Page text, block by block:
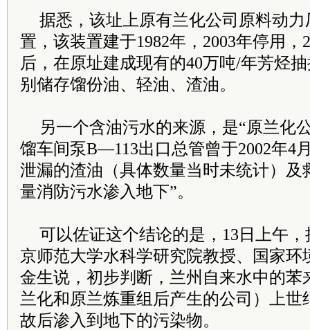
据悉，该址上原有兰化公司原料动
置，该装置建于1982年，2003年停用，
后，在原址建成现有的40万吨/年芳烃
别储存馏份油、轻油、渣油。
另一个含油污水的来源，是“原兰化
馏车间泵B—113出口总管曾于2002年4
泄漏的渣油（具体数量当时未统计）及
量消防污水渗入地下”。
可以佐证这个结论的是，13日上午
京师范大学水科学研究院教授、国家环
金生说，初步判断，兰州自来水中的苯
兰化和原兰炼重组后产生的公司）上世
故后渗入到地下的污染物。